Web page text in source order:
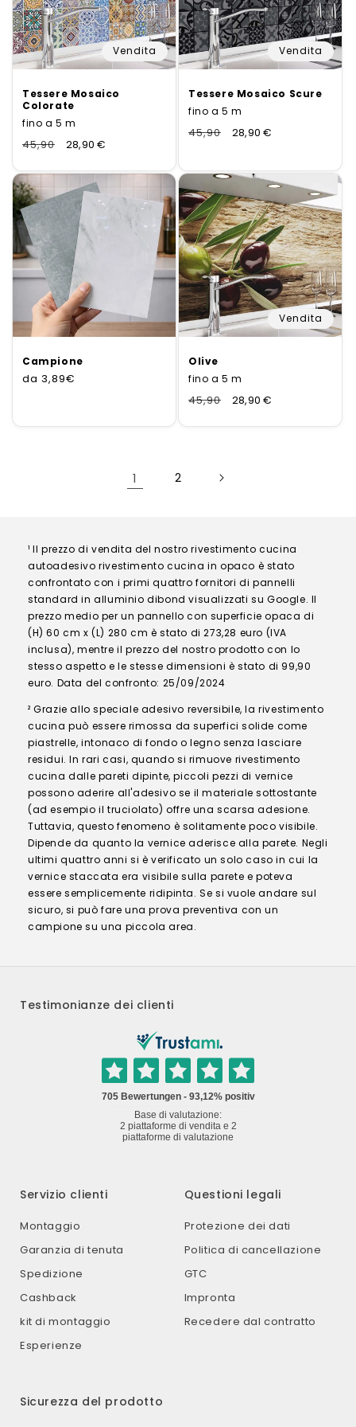
Vendita
Tessere Mosaico
Colorate
fino a 5 m
Normaler
45,90 Verkaufspreis
28,90 €
Vendita
Tessere Mosaico Scure
fino a 5 m
Normaler
45,90 Verkaufspreis
28,90 €
Campione
da Prezzo
3,89€
Vendita
Olive
fino a 5 m
Normaler
45,90 Verkaufspreis
28,90 €
1 2
¹ Il prezzo di vendita del nostro rivestimento cucina
autoadesivo rivestimento cucina in opaco è stato
confrontato con i primi quattro fornitori di pannelli
standard in alluminio dibond visualizzati su Google. Il
prezzo medio per un pannello con superficie opaca di
(H) 60 cm x (L) 280 cm è stato di 273,28 euro (IVA
inclusa), mentre il prezzo del nostro prodotto con lo
stesso aspetto e le stesse dimensioni è stato di 99,90
euro. Data del confronto: 25/09/2024
² Grazie allo speciale adesivo reversibile, la rivestimento
cucina può essere rimossa da superfici solide come
piastrelle, intonaco di fondo o legno senza lasciare
residui. In rari casi, quando si rimuove rivestimento
cucina dalle pareti dipinte, piccoli pezzi di vernice
possono aderire all'adesivo se il materiale sottostante
(ad esempio il truciolato) offre una scarsa adesione.
Tuttavia, questo fenomeno è solitamente poco visibile.
Dipende da quanto la vernice aderisce alla parete. Negli
ultimi quattro anni si è verificato un solo caso in cui la
vernice staccata era visibile sulla parete e poteva
essere semplicemente ridipinta. Se si vuole andare sul
sicuro, si può fare una prova preventiva con un
campione su una piccola area.
Testimonianze dei clienti
Servizio clienti
Montaggio
Garanzia di tenuta
Spedizione
Cashback
kit di montaggio
Esperienze
Questioni legali
Protezione dei dati
Politica di cancellazione
GTC
Impronta
Recedere dal contratto
Sicurezza del prodotto